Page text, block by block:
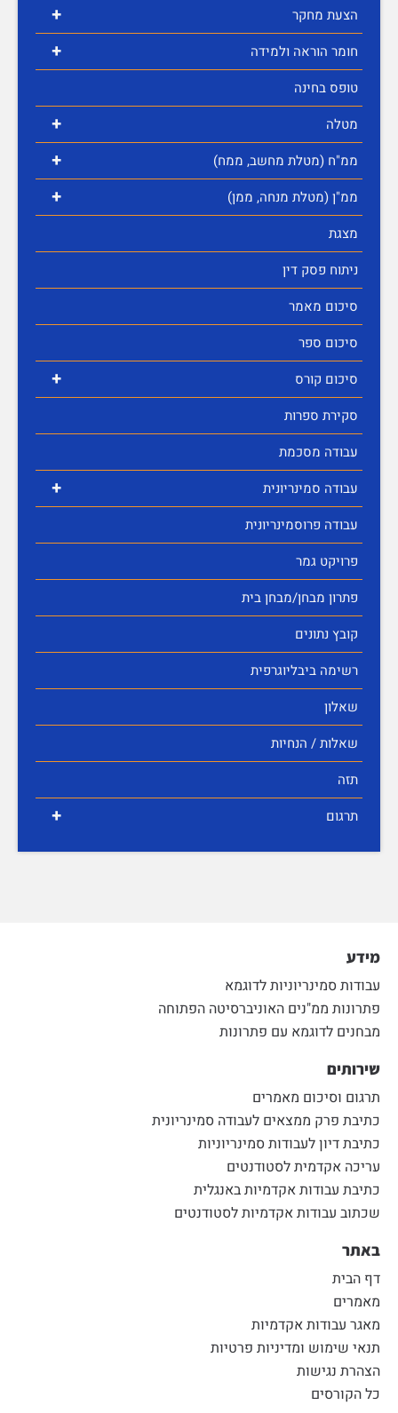
+ הצעת מחקר
+
חומר הוראה ולמידה
טופס בחינה
+ מטלה
+ ממ"ח (מטלת מחשב, ממח)
+
ממ"ן (מטלת מנחה, ממן)
מצגת
ניתוח פסק דין
סיכום מאמר
סיכום ספר
+
סיכום קורס
סקירת ספרות
עבודה מסכמת
+
עבודה סמינריונית
עבודה פרוסמינריונית
פרויקט גמר
פתרון מבחן/מבחן בית
קובץ נתונים
רשימה ביבליוגרפית
שאלון
שאלות / הנחיות
תזה
+ תרגום
מידע
עבודות סמינריוניות לדוגמא
פתרונות ממ"נים האוניברסיטה הפתוחה
מבחנים לדוגמא עם פתרונות
שירותים
תרגום וסיכום מאמרים
כתיבת פרק ממצאים לעבודה סמינריונית
כתיבת דיון לעבודות סמינריוניות
עריכה אקדמית לסטודנטים
כתיבת עבודות אקדמיות באנגלית
שכתוב עבודות אקדמיות לסטודנטים
באתר
דף הבית
מאמרים
מאגר עבודות אקדמיות
תנאי שימוש ומדיניות פרטיות
הצהרת נגישות
כל הקורסים